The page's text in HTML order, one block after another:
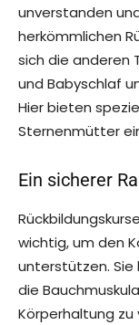
unverstanden
herkömmlichen
sich die anderen
und Babyschlaf
Hier bieten
Sternenmütter
Ein sicherer
wichtig, um den
unterstützen. Sie
die
Körperhaltung zu